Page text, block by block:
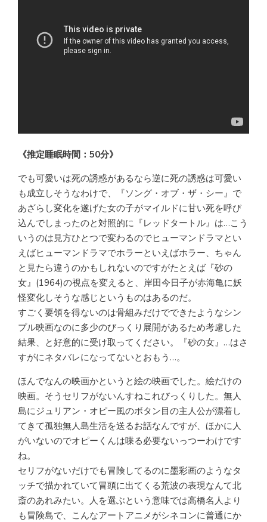
《推定睡眠時間：50分》
でも可愛いは死の誘惑があるなら逆に死の誘惑は可愛い
も成立しそうなわけで、『ソング・オブ・ザ・シー』で
あざらし変化を遂げた女の子がマイルドに甘い死を呼び
込んでしまったのと対照的に『レッドタートル』は…こう
いうのは見方ひとつで変わるのでヒューマンドラマとい
えばヒューマンドラマでホラーといえばホラー、ちゃん
と見たら違うのかもしれないのですがたとえば『砂の
女』(1964)の視点を変えると、岸田今日子が赤海亀に妖
怪変化しそうな感じというものはあるのだ。
すごく要領を得ないのは骨組みだけでできたようなシン
プル映画なのに多少のびっくり展開があるため考慮した
結果、と好意的に受け取ってください。『砂の女』…はさ
すがにネタバレになってないとおもう…。
ほんでなんの映画かというと絵の映画でした。絵だけの
映画。そうセリフがないんすねこれびっくりした。無人
島にジュリアン・オピー風のボタン目の主人公が漂着し
てきて孤独無人島生活を送るお話なんですが、ほかに人
がいないのでオピーくんは喋る必要ないっつーわけです
ね。
セリフがないだけでも冒険してるのに墨彩画のようなタ
ッチで描かれていて冒頭に出てくる荒波の表現なんて北
斎のあれみたい。人を選ぶという意味では高橋名人より
も冒険島で、こんなアートアニメがシネコンに普通にか